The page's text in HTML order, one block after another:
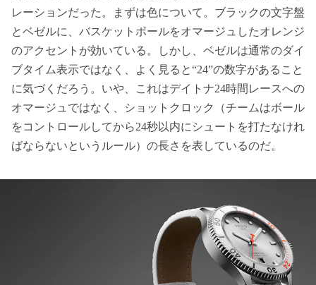
レーションだった。まずは色について。ブラックの文字盤
とベゼルに、バスケットボールをオマージュしたオレンジ
のアクセントが効いている。しかし、ベゼルは通常のダイ
ブタイム表示ではなく、よく見ると“24”の数字があること
に気づくだろう。いや、これはデイトナ24時間レースへの
オマージュではなく、ショットクロック（チームはボール
をコントロールしてから24秒以内にシュートを打たなけれ
ばならないというルール）の長さを表しているのだ。